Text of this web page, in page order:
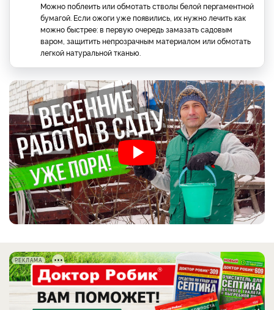
Можно поблеить или обмотать стволы белой пергаментной
бумагой. Если ожоги уже появились, их нужно лечить как
можно быстрее: в первую очередь замазать садовым
варом, защитить непрозрачным материалом или обмотать
легкой натуральной тканью.
РЕКЛАМА